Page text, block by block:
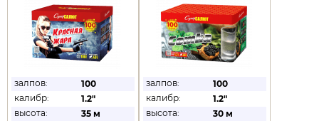
залпов:
100
калибр:
1.2"
высота:
35 м
залпов:
100
калибр:
1.2"
высота:
30 м